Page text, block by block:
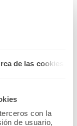
de las cookies
con la
de usuario,
euros para
a los
afectados